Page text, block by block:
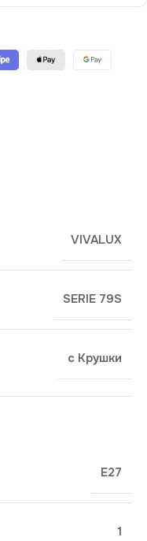
VIVALUX
SERIE 79S
с Крушки
E27
1